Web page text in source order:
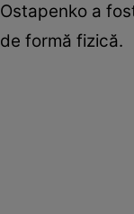
Ostapenko a
de formă fizică.